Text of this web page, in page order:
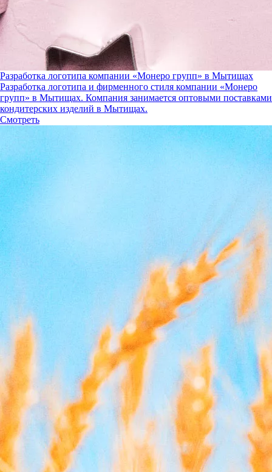
Разработка логотипа компании «Монеро групп» в Мытищах
Разработка логотипа и фирменного стиля компании «Монеро
групп» в Мытищах. Компания занимается оптовыми поставками
кондитерских изделий в Мытищах.
Смотреть